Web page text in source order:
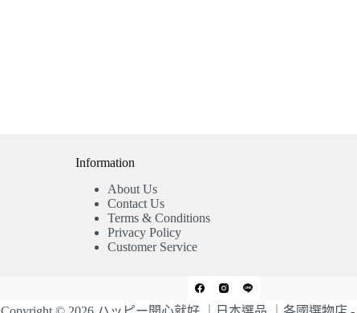
Information
About Us
Contact Us
Terms & Conditions
Privacy Policy
Customer Service